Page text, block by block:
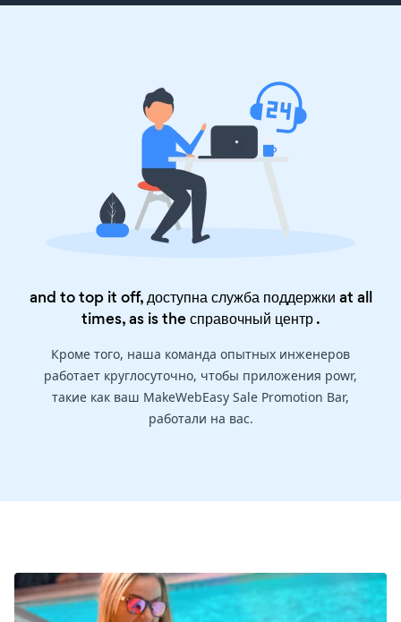
and to top it off, доступна служба поддержки at all
times, as is theсправочный центр.
Кроме того, наша команда опытных инженеров
работает круглосуточно, чтобы приложения powr,
такие как ваш MakeWebEasy Sale Promotion Bar,
работали на вас.